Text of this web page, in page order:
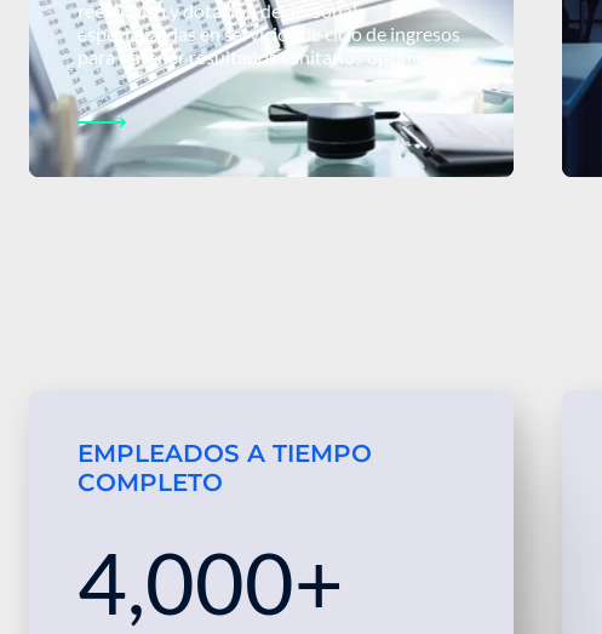
reembolso y dotación de personal,
especializadas en servicios de ciclo de ingresos
para obtener resultados sanitarios óptimos.
EMPLEADOS A TIEMPO
COMPLETO
4,000+